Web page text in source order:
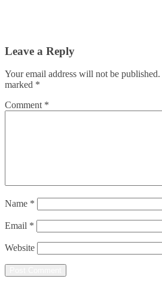
Leave a Reply
Your email address will not be published.
marked *
Comment *
Name *
Email *
Website